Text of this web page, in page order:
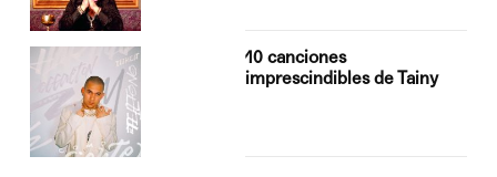
10 canciones
imprescindibles de Tainy